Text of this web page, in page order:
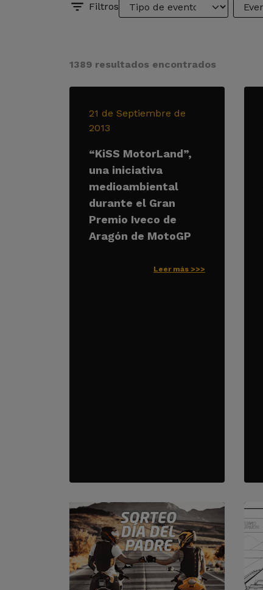
Filtros
1389 resultados encontrados
21 de Septiembre de
2013
“KiSS MotorLand”,
una iniciativa
medioambiental
durante el Gran
Premio Iveco de
Aragón de MotoGP
Leer más >>>